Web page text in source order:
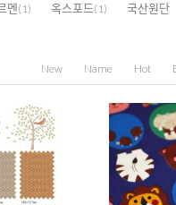
멘 (1) 옥스포드(1) 국산원단
New Name Hot